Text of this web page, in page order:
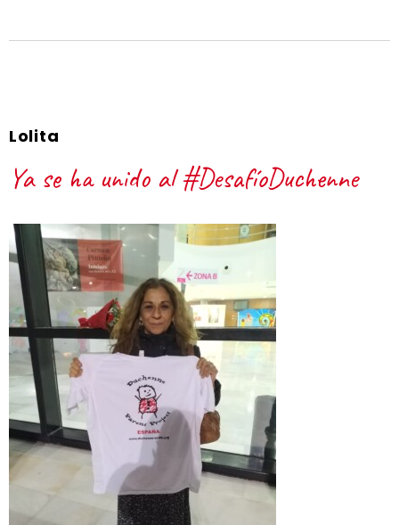
Lolita
Ya se ha unido al #DesafíoDuchenne